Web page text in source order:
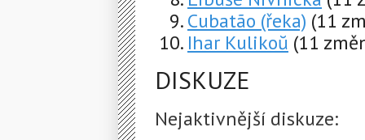
Cubatão (řeka) (11
Ihar Kulikoŭ (11
DISKUZE
Nejaktivnější diskuze: